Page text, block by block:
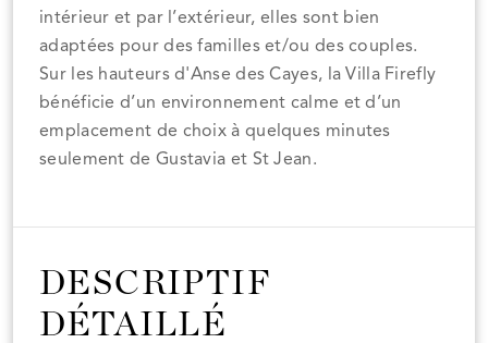
intérieur et par l’extérieur, elles sont bien
adaptées pour des familles et/ou des couples.
Sur les hauteurs d'Anse des Cayes, la Villa Firefly
bénéficie d’un environnement calme et d’un
emplacement de choix à quelques minutes
seulement de Gustavia et St Jean.
DESCRIPTIF
DÉTAILLÉ